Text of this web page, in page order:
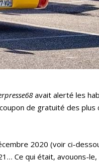
avait alerté les
de gratuité des
2020 (voir ci-
Ce qui était, avouons-